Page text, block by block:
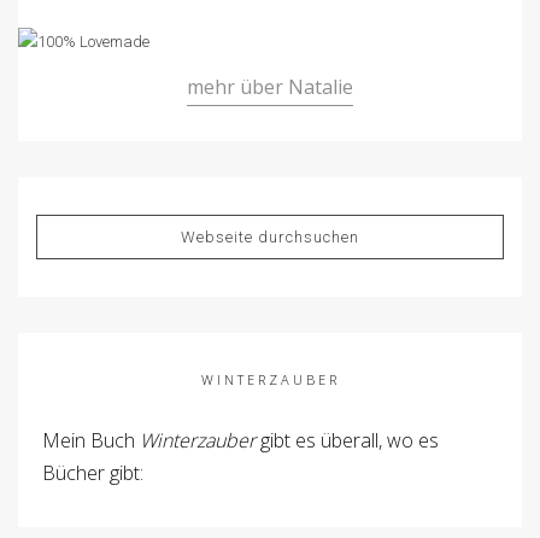
mehr über Natalie
WINTERZAUBER
Mein Buch Winterzaubergibt es überall, wo es
Bücher gibt: